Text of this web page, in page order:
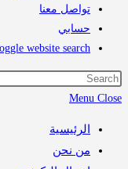
معنا
Toggle website
نحن